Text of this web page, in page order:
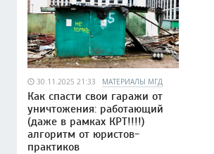
30.11.2025 21:33 МАТЕРИАЛЫ МГД
Как спасти свои гаражи от
уничтожения: работающий
(даже в рамках КРТ!!!!)
алгоритм от юристов-
практиков